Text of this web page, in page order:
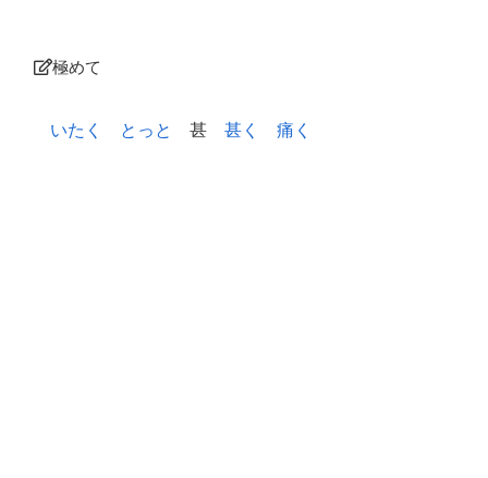
極めて
いたく とっと 甚 甚く 痛く